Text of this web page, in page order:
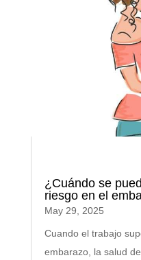
¿Cuándo se
riesgo en el
May 29, 2025
Cuando el trabajo
embarazo, la salud